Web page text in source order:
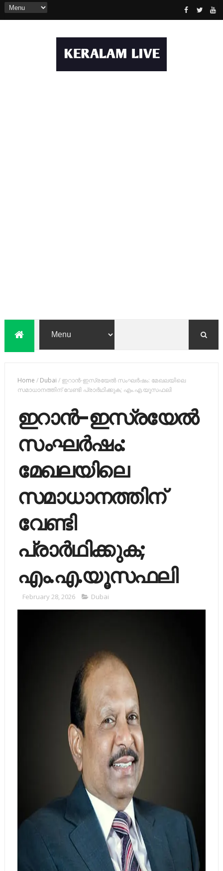
Home / Dubai / ഇറാൻ-ഇസ്രയേൽ സംഘർഷം: മേഖലയിലെ
സമാധാനത്തിന് വേണ്ടി പ്രാർഥിക്കുക; എം.എ.യൂസഫലി
ഇറാൻ-ഇസ്രയേൽ
സംഘർഷം:
മേഖലയിലെ
സമാധാനത്തിന്
വേണ്ടി
പ്രാർഥിക്കുക;
എം.എ.യൂസഫലി
February 28, 2026 Dubai